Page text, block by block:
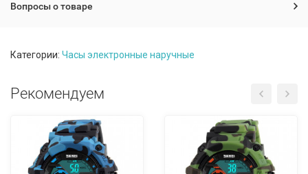
Вопросы о товаре
Категории: Часы электронные наручные
Рекомендуем